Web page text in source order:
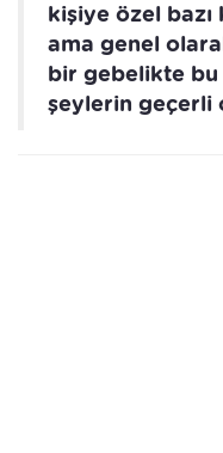
kişiye özel bazı
ama genel
bir gebelikte
şeylerin geçerli